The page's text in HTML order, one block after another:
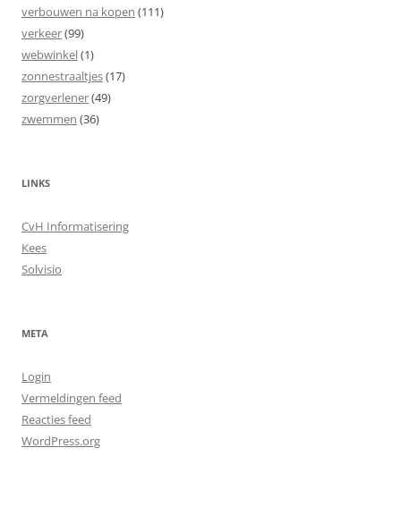
verbouwen na kopen (111)
verkeer(99)
webwinkel(1)
zonnestraaltjes(17)
zorgverlener(49)
zwemmen (36)
LINKS
CvH Informatisering
Kees
Solvisio
META
Login
Vermeldingen feed
Reacties feed
WordPress.org